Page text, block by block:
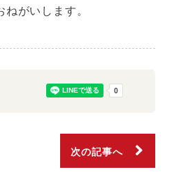
がいします。
次の記事へ